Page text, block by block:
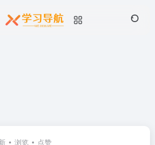
浏览 点赞